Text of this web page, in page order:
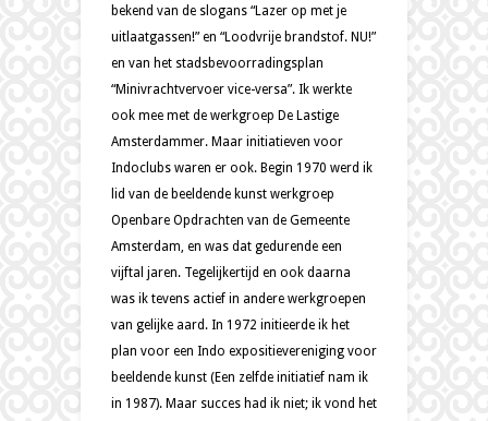
bekend van de slogans “Lazer op met je
uitlaatgassen!” en “Loodvrije brandstof. NU!”
en van het stadsbevoorradingsplan
“Minivrachtvervoer vice-versa”. Ik werkte
ook mee met de werkgroep De Lastige
Amsterdammer. Maar initiatieven voor
Indoclubs waren er ook. Begin 1970 werd ik
lid van de beeldende kunst werkgroep
Openbare Opdrachten van de Gemeente
Amsterdam, en was dat gedurende een
vijftal jaren. Tegelijkertijd en ook daarna
was ik tevens actief in andere werkgroepen
van gelijke aard. In 1972 initieerde ik het
plan voor een Indo expositievereniging voor
beeldende kunst (Een zelfde initiatief nam ik
in 1987). Maar succes had ik niet; ik vond het